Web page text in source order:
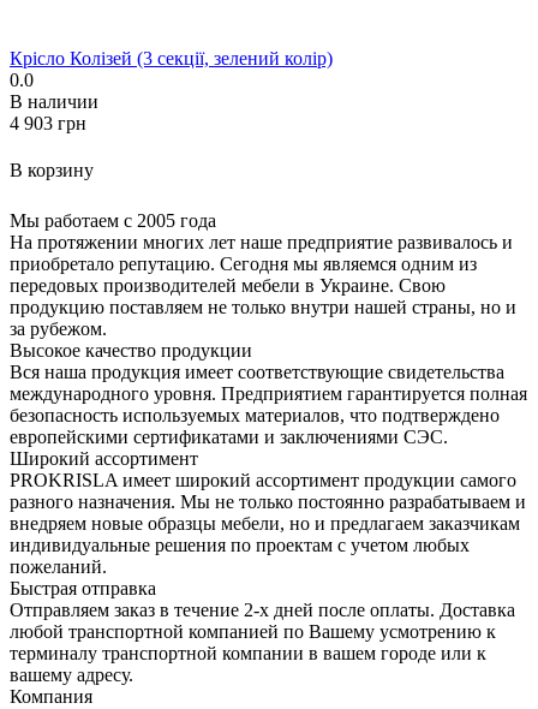
Крісло Колізей (3 секції, зелений колір)
0.0
В наличии
‍4 903‍ грн
В корзину
Мы работаем с 2005 года
На протяжении многих лет наше предприятие развивалось и
приобретало репутацию. Сегодня мы являемся одним из
передовых производителей мебели в Украине. Свою
продукцию поставляем не только внутри нашей страны, но и
за рубежом.
Высокое качество продукции
Вся наша продукция имеет соответствующие свидетельства
международного уровня. Предприятием гарантируется полная
безопасность используемых материалов, что подтверждено
европейскими сертификатами и заключениями СЭС.
Широкий ассортимент
PROKRISLA имеет широкий ассортимент продукции самого
разного назначения. Мы не только постоянно разрабатываем и
внедряем новые образцы мебели, но и предлагаем заказчикам
индивидуальные решения по проектам с учетом любых
пожеланий.
Быстрая отправка
Отправляем заказ в течение 2-х дней после оплаты. Доставка
любой транспортной компанией по Вашему усмотрению к
терминалу транспортной компании в вашем городе или к
вашему адресу.
Компания